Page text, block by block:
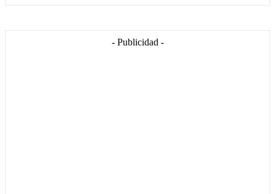
- Publicidad -